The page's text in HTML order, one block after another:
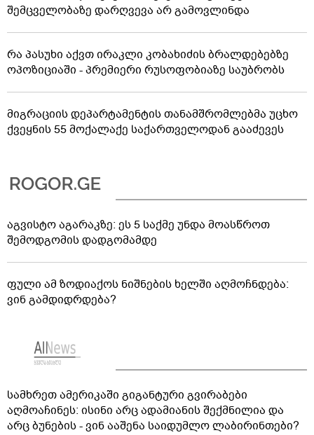
შემცველობაზე დარღვევა არ გამოვლინდა
რა პასუხი აქვთ ირაკლი კობახიძის ბრალდებებზე
ოპოზიციაში - პრემიერი რუსოფობიაზე საუბრობს
მიგრაციის დეპარტამენტის თანამშრომლებმა უცხო
ქვეყნის 55 მოქალაქე საქართველოდან გააძევეს
აგვისტო აგარაკზე: ეს 5 საქმე უნდა მოასწროთ
შემოდგომის დადგომამდე
ფული ამ ზოდიაქოს ნიშნების ხელში აღმოჩნდება:
ვინ გამდიდრდება?
სამხრეთ ამერიკაში გიგანტური გვირაბები
აღმოაჩინეს: ისინი არც ადამიანის შექმნილია და
არც ბუნების - ვინ ააშენა საიდუმლო ლაბირინთები?